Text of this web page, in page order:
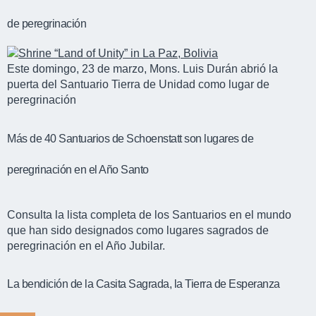
de peregrinación
Este domingo, 23 de marzo, Mons. Luis Durán abrió la
puerta del Santuario Tierra de Unidad como lugar de
peregrinación
Más de 40 Santuarios de Schoenstatt son lugares de
peregrinación en el Año Santo
Consulta la lista completa de los Santuarios en el mundo
que han sido designados como lugares sagrados de
peregrinación en el Año Jubilar.
La bendición de la Casita Sagrada, la Tierra de Esperanza